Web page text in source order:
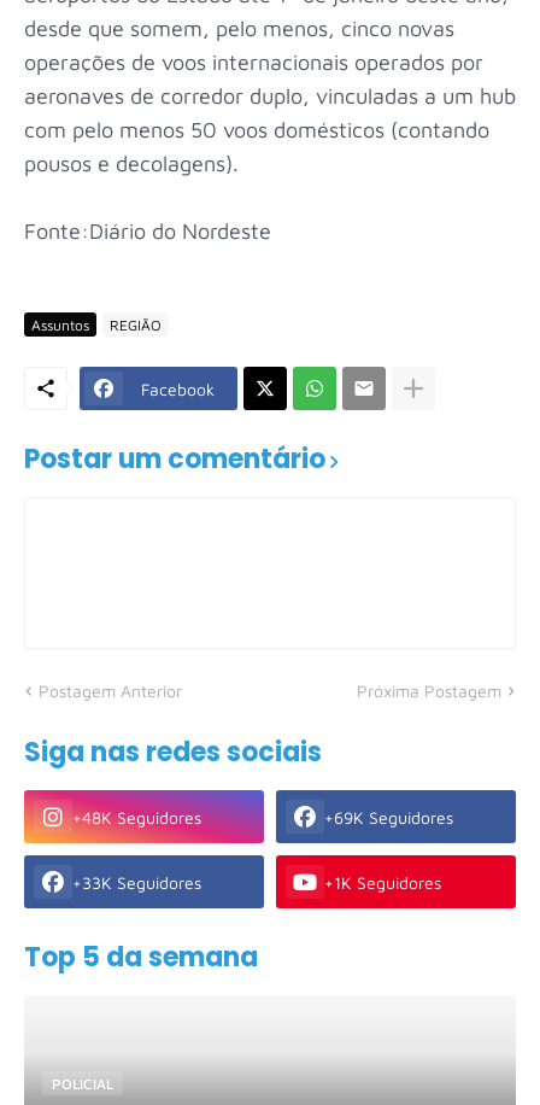
desde que somem, pelo menos, cinco novas
operações de voos internacionais operados por
aeronaves de corredor duplo, vinculadas a um hub
com pelo menos 50 voos domésticos (contando
pousos e decolagens).
Fonte:Diário do Nordeste
Assuntos REGIÃO
Facebook
Postar um comentário
Postagem Anterior Próxima Postagem
Siga nas redes sociais
+48K Seguidores +69K Seguidores
+33K Seguidores +1K Seguidores
Top 5 da semana
POLICIAL